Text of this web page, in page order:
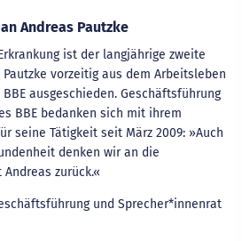
Andreas Pautzke
ist der langjährige zweite
vorzeitig aus dem Arbeitsleben
ausgeschieden. Geschäftsführung
BBE bedanken sich mit ihrem
seine Tätigkeit seit März 2009: »Auch
denken wir an die
zurück.«
und Sprecher*innenrat